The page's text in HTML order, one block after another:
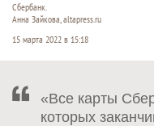
Сбербанк.
Анна Зайкова, altapress.ru
15 марта 2022 в 15:18
«Все карты
которых